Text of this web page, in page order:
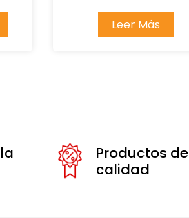
Leer Más
Productos de
calidad